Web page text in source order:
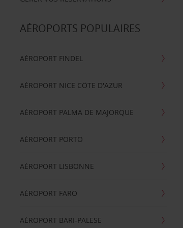
AÉROPORTS POPULAIRES
AÉROPORT FINDEL
AÉROPORT NICE CÖTE D'AZUR
AÉROPORT PALMA DE MAJORQUE
AÉROPORT PORTO
AÉROPORT LISBONNE
AÉROPORT FARO
AÉROPORT BARI-PALESE